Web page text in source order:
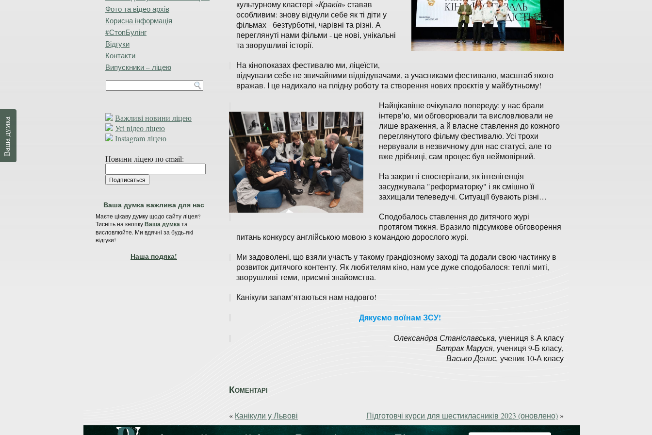
Фото та відео архів
Корисна інформація
#СтопБулінг
Відгуки
Контакти
Випускники – ліцею
Важливі новини ліцею
Усі відео ліцею
Instagram ліцею
Новини ліцею по email:
Ваша думка важлива для нас
Маєте цікаву думку щодо сайту ліцея?
Тисніть на кнопкуВаша думката
висловлюйте. Ми вдячні за будь-які
відгуки!
Наша подяка!
культурному кластері «Краків» ставав
особливим: знову відчули себе як ті діти у
фільмах - безтурботні, чарівні та різні. А
переглянуті нами фільми - це нові, унікальні
та зворушливі історії.
На кінопоказах фестивалю ми, ліцеїсти,
відчували себе не звичайними відвідувачами, а учасниками фестивалю, масштаб якого
вражав. І це надихало на плідну роботу та створення нових проєктів у майбутньому!
Найцікавіше очікувало попереду: у нас брали
інтервʼю, ми обговорювали та висловлювали не
лише враження, а й власне ставлення до кожного
переглянутого фільму фестивалю. Усі трохи
нервували в незвичному для нас статусі, але то
вже дрібниці, сам процес був неймовірний.
На закритті спостерігали, як інтелігенція
засуджувала "реформаторку" і як смішно її
захищали телеведучі. Ситуації бувають різні…
Сподобалось ставлення до дитячого журі
протягом тижня. Вразило підсумкове обговорення
питань конкурсу англійською мовою з командою дорослого журі.
Ми задоволені, що взяли участь у такому грандіозному заході та додали свою частинку в
розвиток дитячого контенту. Як любителям кіно, нам усе дуже сподобалося: теплі миті,
зворушливі теми, приємні знайомства.
Канікули запам’ятаються нам надовго!
Дякуємо воїнам ЗСУ!
Олександра Станіславська, учениця 8-А класу
БатракМаруся, учениця 9-Б класу,
Васько Денис, ученик 10-А класу
Коментарі
« Канікули у Львові Підготовчі курси для шестикласників 2023 (оновлено) »
Ваша думка